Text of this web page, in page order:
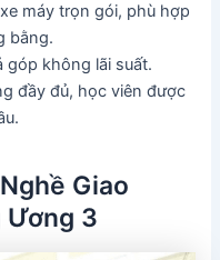
máy trọn gói, phù hợp
bằng.
góp không lãi suất.
đầy đủ, học viên được
Giao
Ương 3